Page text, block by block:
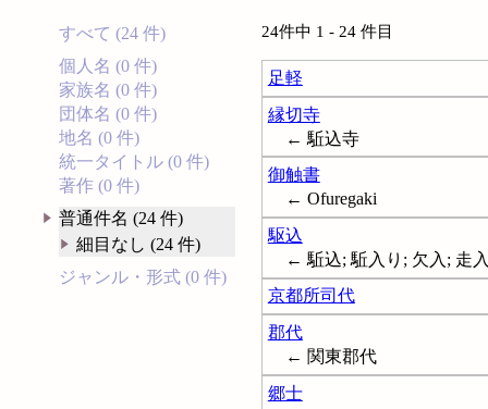
すべて (24 件)
個人名 (0 件)
家族名 (0 件)
団体名 (0 件)
地名 (0 件)
統一タイトル (0 件)
著作 (0 件)
普通件名 (24 件)
細目なし (24 件)
ジャンル・形式 (0 件)
24件中 1 - 24 件目
足軽
縁切寺
← 駈込寺
御触書
← Ofuregaki
駆込
← 駈込; 駈入り; 欠入; 走
京都所司代
郡代
← 関東郡代
郷士